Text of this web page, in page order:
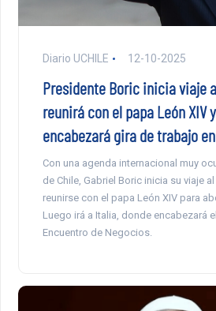
Diario UCHILE 12-10-2025
Presidente Boric inicia viaje
reunirá con el papa León XIV
encabezará gira de trabajo
Con una agenda internacional muy
de Chile, Gabriel Boric inicia su viaje
reunirse con el papa León XIV para
Luego irá a Italia, donde encabezará
Encuentro de Negocios.